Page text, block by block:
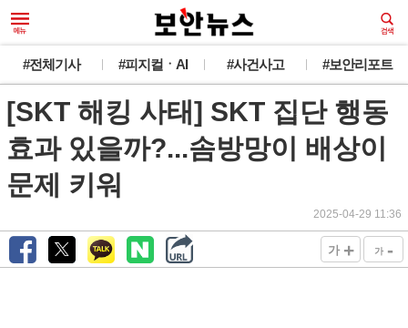
#전체기사 #피지컬ㆍAI #사건사고 #보안리포트
[SKT 해킹 사태] SKT 집단 행동
효과 있을까?...솜방망이 배상이
문제 키워
2025-04-29 11:36
가 + 가 -